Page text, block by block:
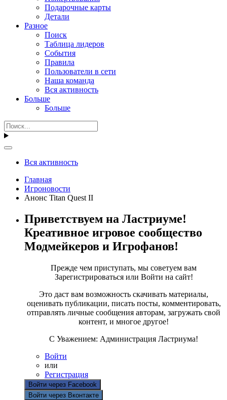
Подарочные карты
Детали
Разное
Поиск
Таблица лидеров
События
Правила
Пользователи в сети
Наша команда
Вся активность
Больше
Больше
Вся активность
Главная
Игроновости
Анонс Titan Quest II
Приветствуем на Ластриуме!
Креативное игровое сообщество
Модмейкеров и Игрофанов!
Прежде чем приступать, мы советуем вам
Зарегистрироваться или Войти на сайт!
Это даст вам возможность скачивать материалы,
оценивать публикации, писать посты, комментировать,
отправлять личные сообщения авторам, загружать свой
контент, и многое другое!
С Уважением: Администрация Ластриума!
Войти
или
Регистрация
Войти через Facebook
Войти через Вконтакте